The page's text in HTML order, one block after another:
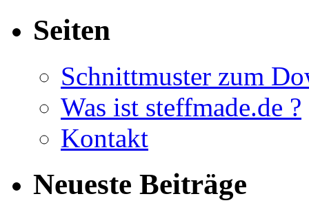
Seiten
Schnittmuster zum
Was ist steffmade.de ?
Kontakt
Neueste Beiträge